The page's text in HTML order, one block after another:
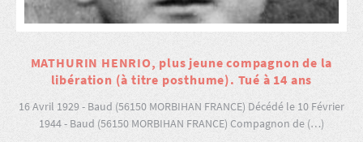
MATHURIN HENRIO, plus jeune compagnon de la
libération (à titre posthume). Tué à 14 ans
16 Avril 1929 - Baud (56150 MORBIHAN FRANCE) Décédé le 10 Février
1944 - Baud (56150 MORBIHAN FRANCE) Compagnon de (…)